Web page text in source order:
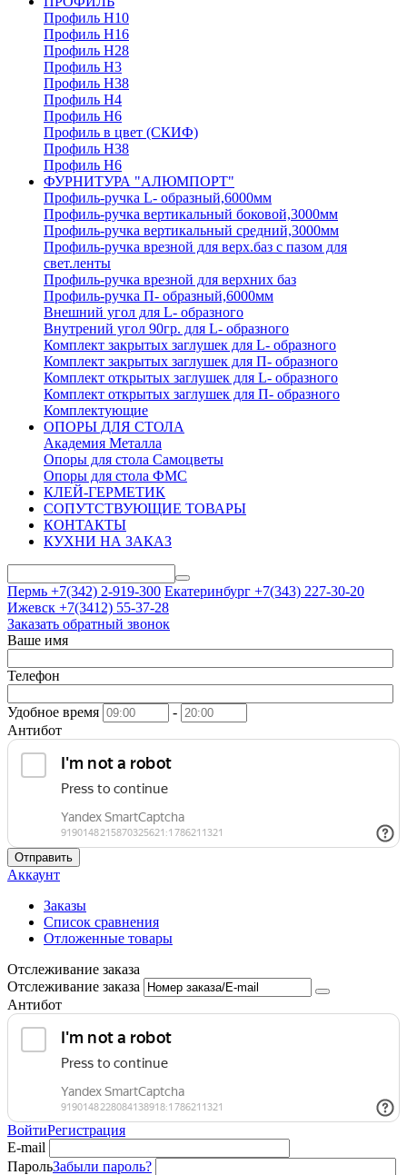
Профиль H10
Профиль H16
Профиль H28
Профиль H3
Профиль H38
Профиль H4
Профиль H6
Профиль в цвет (СКИФ)
Профиль H38
Профиль H6
ФУРНИТУРА "АЛЮМПОРТ"
Профиль-ручка L- образный,6000мм
Профиль-ручка вертикальный боковой,3000мм
Профиль-ручка вертикальный средний,3000мм
Профиль-ручка врезной для верх.баз с пазом для
свет.ленты
Профиль-ручка врезной для верхних баз
Профиль-ручка П- образный,6000мм
Внешний угол для L- образного
Внутрений угол 90гр. для L- образного
Комплект закрытых заглушек для L- образного
Комплект закрытых заглушек для П- образного
Комплект открытых заглушек для L- образного
Комплект открытых заглушек для П- образного
Комплектующие
ОПОРЫ ДЛЯ СТОЛА
Академия Металла
Опоры для стола Самоцветы
Опоры для стола ФМС
КЛЕЙ-ГЕРМЕТИК
СОПУТСТВУЮЩИЕ ТОВАРЫ
КОНТАКТЫ
КУХНИ НА ЗАКАЗ
Пермь +7(342) 2-919-300 Екатеринбург +7(343) 227-30-20
Ижевск +7(3412) 55-37-28
Заказать обратный звонок
Ваше имя
Телефон
Удобное время
-
Антибот
Отправить
Аккаунт
Заказы
Список сравнения
Отложенные товары
Отслеживание заказа
Отслеживание заказа
Антибот
ВойтиРегистрация
E-mail
ПарольЗабыли пароль?